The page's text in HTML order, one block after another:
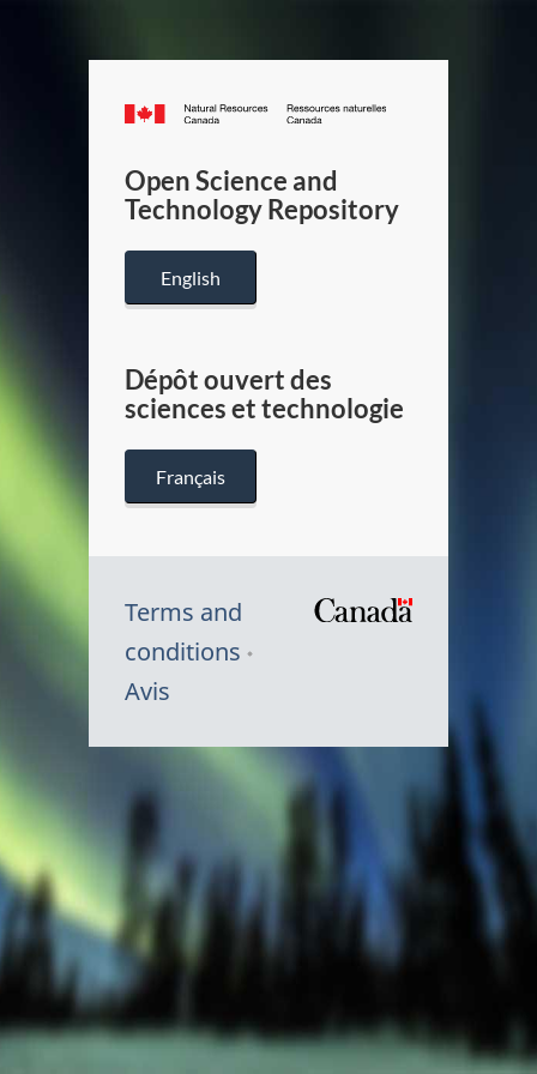
Canada.ca
/
Canada
Open Science and
Technology Repository
English
Dépôt ouvert des
sciences et technologie
Français
Terms and
conditions
Avis
Canada